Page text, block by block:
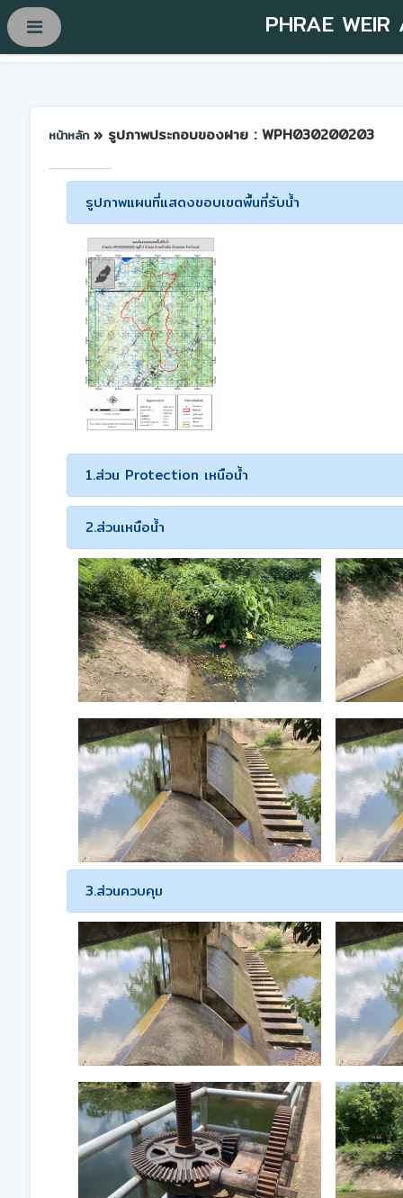
PHRAE WEIR
หน้าหลัก » รูปภาพประกอบของฝาย : WPH030200203
รูปภาพแผนที่แสดงขอบเขตพื้นที่รับน้ำ
1.ส่วน Protection เหนือน้ำ
2.ส่วนเหนือน้ำ
3.ส่วนควบคุม